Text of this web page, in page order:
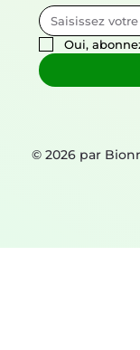
© 2026 par
Oui,